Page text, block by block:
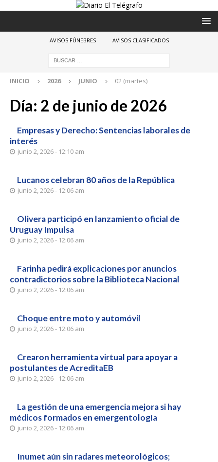
AVISOS FÚNEBRES AVISOS CLASIFICADOS
INICIO 2026 JUNIO 02 (martes)
Día: 2 de junio de 2026
Empresas y Derecho: Sentencias laborales de
interés
junio 2, 2026 - 12:10 am
Lucanos celebran 80 años de la República
junio 2, 2026 - 12:06 am
Olivera participó en lanzamiento oficial de
Uruguay Impulsa
junio 2, 2026 - 12:06 am
Farinha pedirá explicaciones por anuncios
contradictorios sobre la Biblioteca Nacional
junio 2, 2026 - 12:06 am
Choque entre moto y automóvil
junio 2, 2026 - 12:06 am
Crearon herramienta virtual para apoyar a
postulantes de AcreditaEB
junio 2, 2026 - 12:06 am
La gestión de una emergencia mejora si hay
médicos formados en emergentología
junio 2, 2026 - 12:06 am
Inumet aún sin radares meteorológicos;